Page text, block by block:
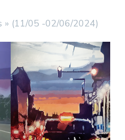
» (11/05 -02/06/2024)